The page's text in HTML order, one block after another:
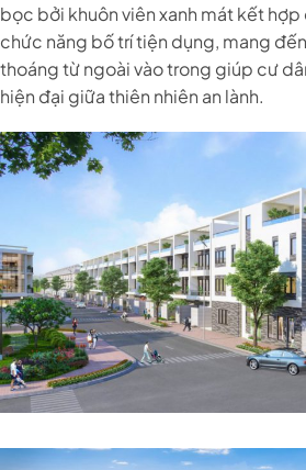
bọc bởi khuôn viên xanh mát kết
chức năng bố trí tiện dụng, mang
thoáng từ ngoài vào trong giúp cư
hiện đại giữa thiên nhiên an lành.